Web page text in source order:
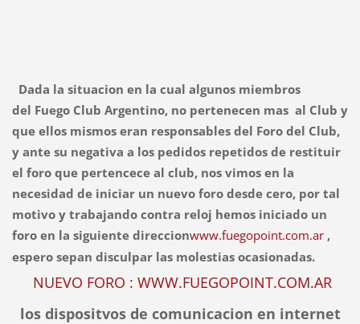
Dada la situacion en la cual algunos miembros
del Fuego Club Argentino, no pertenecen mas al Club y
que ellos mismos eran responsables del Foro del Club,
y ante su negativa a los pedidos repetidos de restituir
el foro que pertencece al club, nos vimos en la
necesidad de iniciar un nuevo foro desde cero, por tal
motivo y trabajando contra reloj hemos iniciado un
foro en la siguiente direccionwww.fuegopoint.com.ar,
espero sepan disculpar las molestias ocasionadas.
NUEVO FORO : WWW.FUEGOPOINT.COM.AR
los dispositvos de comunicacion en internet